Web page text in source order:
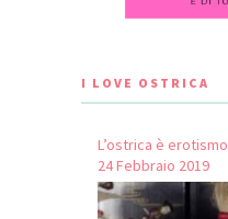
I LOVE OSTRICA
L’ostrica è erotismo
24 Febbraio 2019